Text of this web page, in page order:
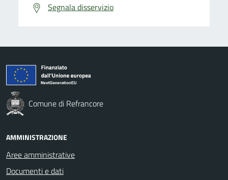
Segnala disservizio
Comune di Refrancore
AMMINISTRAZIONE
Aree amministrative
Documenti e dati